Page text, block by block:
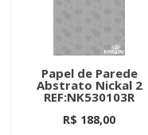
Papel de Parede
Abstrato Nickal 2
REF:NK530103R
R$ 188,00